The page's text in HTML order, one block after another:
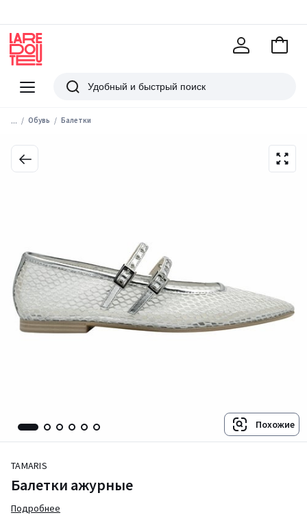
Меню
Redoute
Поиск
В
... Обувь Балетки
Похожие
TAMARIS
Балетки ажурные
Подробнее